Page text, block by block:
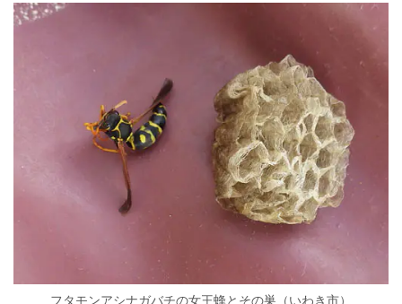
フタモンアシナガバチの女王蜂とその巣（いわき市）